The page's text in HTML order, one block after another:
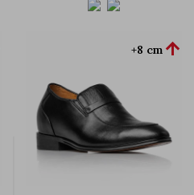
+8 cm 